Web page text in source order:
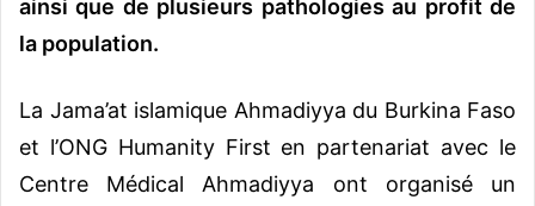
ainsi que de plusieurs pathologies au profit de
la population.
La Jama’at islamique Ahmadiyya du Burkina Faso
et l’ONG Humanity First en partenariat avec le
Centre Médical Ahmadiyya ont organisé un